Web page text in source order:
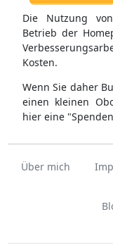
Die Nutzung
Betrieb der
Kosten.
Wenn Sie daher
einen kleinen
hier eine
Über mich